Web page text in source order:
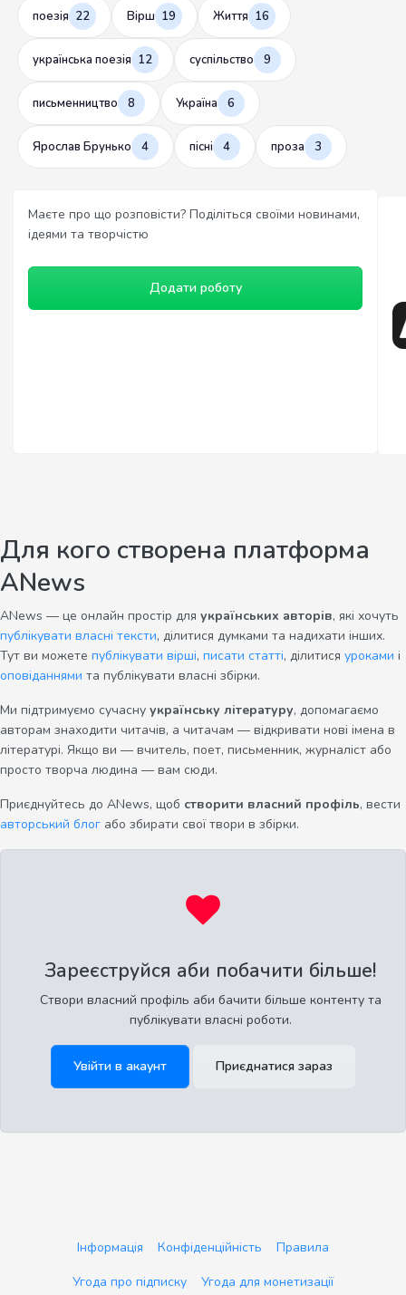
поезія 22 Вірш 19 Життя 16
українська поезія 12 суспільство 9
письменництво 8 Україна 6
Ярослав Брунько 4 пісні 4 проза 3
Маєте про що розповісти? Поділіться своїми новинами,
ідеями та творчістю
Додати роботу
Для кого створена платформа
ANews
ANews — це онлайн простір для українських авторів, які хочуть
публікувати власні тексти, ділитися думками та надихати інших.
Тут ви можете публікувати вірші, писати статті, ділитися уроками і
оповіданнями та публікувати власні збірки.
Ми підтримуємо сучасну українську літературу, допомагаємо
авторам знаходити читачів, а читачам — відкривати нові імена в
літературі. Якщо ви — вчитель, поет, письменник, журналіст або
просто творча людина — вам сюди.
Приєднуйтесь до ANews, щоб створити власний профіль, вести
авторський блог або збирати свої твори в збірки.
Зареєструйся аби побачити більше!
Створи власний профіль аби бачити більше контенту та
публікувати власні роботи.
Увійти в акаунт Приєднатися зараз
Інформація Конфіденційність
Правила
Угода про підписку
Угода для монетизації